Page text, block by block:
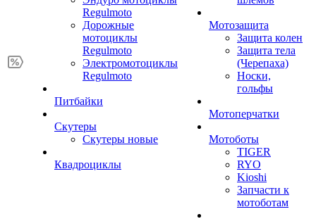
Regulmoto
Дорожные
мотоциклы
Regulmoto
Электромотоциклы
Regulmoto
Питбайки
Скутеры
Скутеры новые
Квадроциклы
Мотозащита
Защита колен
Защита тела
(Черепаха)
Носки,
гольфы
Мотоперчатки
Мотоботы
TIGER
RYO
Kioshi
Запчасти к
мотоботам